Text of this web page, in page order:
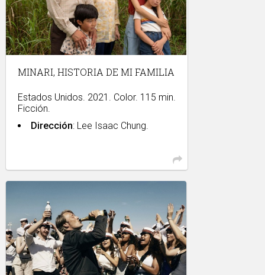
MINARI, HISTORIA DE MI FAMILIA
Estados Unidos. 2021. Color. 115 min.
Ficción.
Dirección: Lee Isaac Chung.